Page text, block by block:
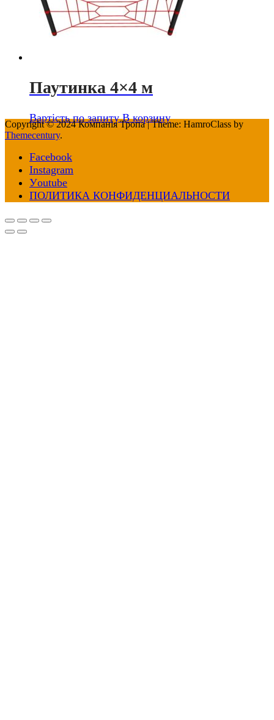
Паутинка 4×4 м
Вартість по запиту В корзину
Copyright © 2024 Компанія Тропа|Theme: HamroClass by
Themecentury.
Facebook
Іnstagram
Уoutube
ПОЛИТИКА КОНФИДЕНЦИАЛЬНОСТИ